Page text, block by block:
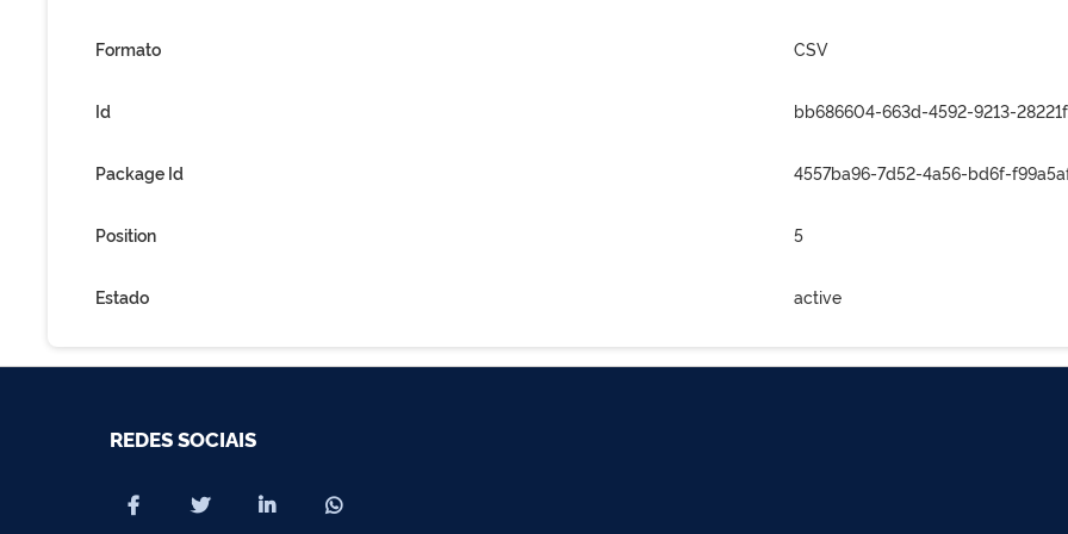
Formato CSV
Id bb686604-663d-4592-9213-
Package Id 4557ba96-7d52-4a56-bd6f-
Position 5
Estado active
REDES SOCIAIS